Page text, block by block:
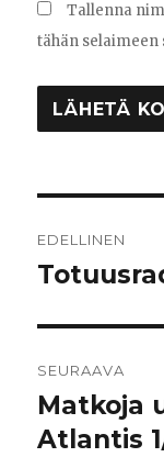
Tallenna
tähän
selaus
EDELLINEN
Edellinen
SEURAAVA
Seuraava
artikkeli:
Matkoja
Atlantis